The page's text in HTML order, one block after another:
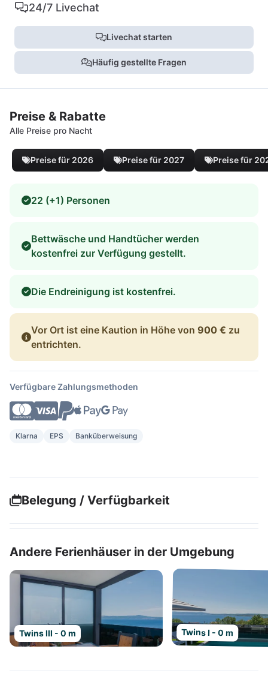
24/7 Livechat
Livechat starten
Häufig gestellte Fragen
Preise & Rabatte
Alle Preise pro Nacht
Preise für 2026 Preise für 2027 Preise für
22 (+1) Personen
Bettwäsche und Handtücher werden
kostenfrei zur Verfügung gestellt.
Die Endreinigung ist kostenfrei.
Vor Ort ist eine Kaution in Höhe von 900 € zu
entrichten.
Verfügbare Zahlungsmethoden
Klarna EPS Banküberweisung
Belegung / Verfügbarkeit
Andere Ferienhäuser in der Umgebung
Twins III - 0 m Twins I - 0 m